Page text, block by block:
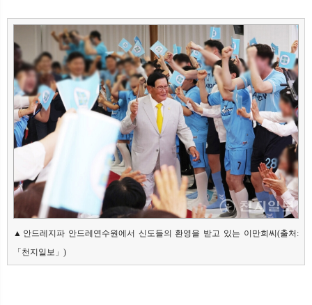
▲안드레지파 안드레연수원에서 신도들의 환영을 받고 있는 이만희씨(출처:
「천지일보」)